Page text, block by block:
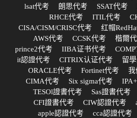
lsat代考
朗思代考 SSAT代考
RHCE代考
ITIL代考
CISA/CISM/CRISC代考
红帽
AWS代考
CCSK代考 楷爾
prince2代考
IIBA证书代考
it認證代考
CITRIX认证代考 留
ORACLE代考
Fortinet代考 我
CIMA代考
Six sigma代考
TESOl證書代考
Sas證書代考
CFI證書代考
CIW認證代考
apple認證代考
cca認證代考